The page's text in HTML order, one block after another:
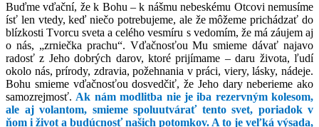
Buďme vďační, že k Bohu – k nášmu nebeskému Otcovi nemusíme
ísť len vtedy, keď niečo potrebujeme, ale že môžeme prichádzať do
blízkosti Tvorcu sveta a celého vesmíru s vedomím, že má záujem aj
o nás, „zrniečka prachu“. Vďačnosťou Mu smieme dávať najavo
radosť z Jeho dobrých darov, ktoré prijímame – daru života, ľudí
okolo nás, prírody, zdravia, požehnania v práci, viery, lásky, nádeje.
Bohu smieme vďačnosťou dosvedčiť, že Jeho dary neberieme ako
samozrejmosť. Ak nám modlitba nie je iba rezervným kolesom,
ale aj volantom, smieme spoluutvárať tento svet, poriadok v
ňom i život a budúcnosť našich potomkov. A to je veľká výsada,